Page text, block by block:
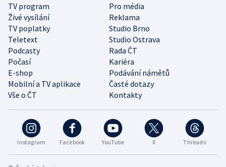
Instagram Facebook YouTube X Threads
TV program
Pro média
Živé vysílání
Reklama
TV poplatky
Studio Brno
Teletext
Studio Ostrava
Podcasty
Rada ČT
Počasí
Kariéra
E-shop
Podávání námětů
Mobilní a TV aplikace
Časté dotazy
Vše o ČT
Kontakty